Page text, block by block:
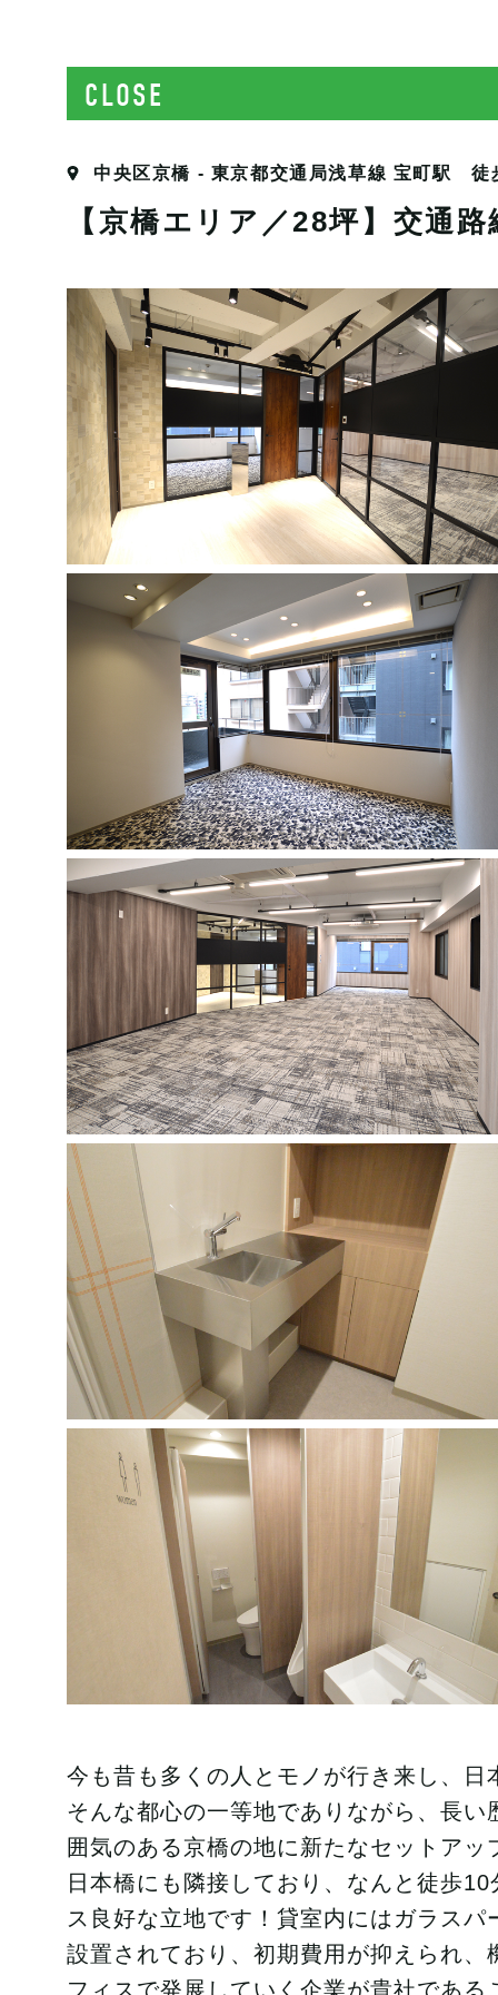
CLOSE
中央区京橋 - 東京都交通局浅草線 宝町駅 徒
【京橋エリア／28坪】交通
今も昔も多くの人とモノが行き来し、
そんな都心の一等地でありながら、長
囲気のある京橋の地に新たなセットア
日本橋にも隣接しており、なんと徒歩
ス良好な立地です！貸室内にはガラス
設置されており、初期費用が抑えられ
フィスで発展していく企業が貴社であ